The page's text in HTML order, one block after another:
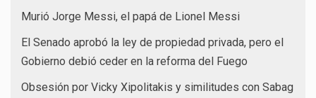
Murió Jorge Messi, el papá de Lionel Messi
El Senado aprobó la ley de propiedad privada, pero el
Gobierno debió ceder en la reforma del Fuego
Obsesión por Vicky Xipolitakis y similitudes con Sabag